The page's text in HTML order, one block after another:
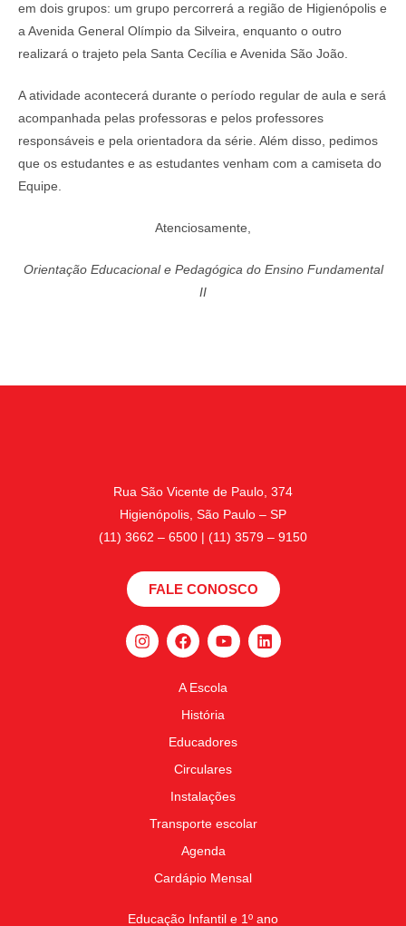
em dois grupos: um grupo percorrerá a região de Higienópolis e
a Avenida General Olímpio da Silveira, enquanto o outro
realizará o trajeto pela Santa Cecília e Avenida São João.
A atividade acontecerá durante o período regular de aula e será
acompanhada pelas professoras e pelos professores
responsáveis e pela orientadora da série. Além disso, pedimos
que os estudantes e as estudantes venham com a camiseta do
Equipe.
Atenciosamente,
Orientação Educacional e Pedagógica do Ensino Fundamental
II
Rua São Vicente de Paulo, 374
Higienópolis, São Paulo – SP
(11) 3662 – 6500 | (11) 3579 – 9150
FALE CONOSCO
A Escola
História
Educadores
Circulares
Instalações
Transporte escolar
Agenda
Cardápio Mensal
Educação Infantil e 1º ano